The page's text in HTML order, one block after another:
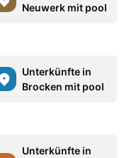
Neuwerk mit pool
Unterkünfte in
Brocken mit pool
Unterkünfte in